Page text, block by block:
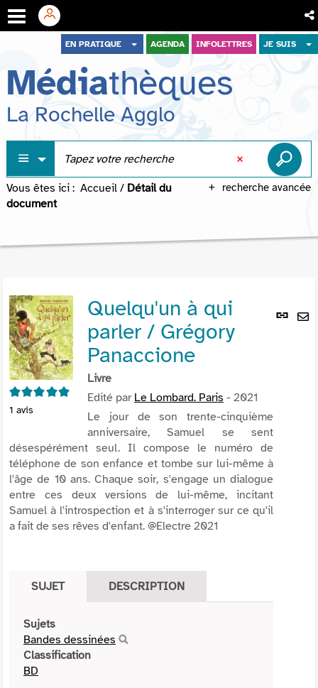
menu
contenu
recherche
EN PRATIQUE AGENDA INFOLETTRES JE SUIS
Médiathèques
La Rochelle Agglo
recherche avancée
Vous êtes ici : Accueil / Détail du
document
Lien
5/5
1 avis
Quelqu'un à qui
parler / Grégory
Panaccione
Livre
Edité par Le Lombard. Paris - 2021
Le jour de son trente-cinquième
anniversaire, Samuel se sent
désespérément seul. Il compose le numéro de
téléphone de son enfance et tombe sur lui-même à
l'âge de 10 ans. Chaque soir, s'engage un dialogue
entre ces deux versions de lui-même, incitant
Samuel à l'introspection et à s'interroger sur ce qu'il
a fait de ses rêves d'enfant. @Electre 2021
SUJET DESCRIPTION
Sujets
Bandes dessinées
Classification
BD